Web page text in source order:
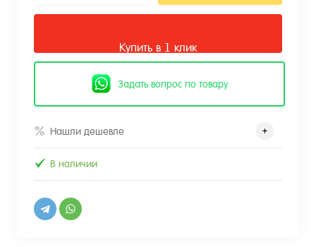
Купить в 1 клик
Задать вопрос по товару
Нашли дешевле
В наличии